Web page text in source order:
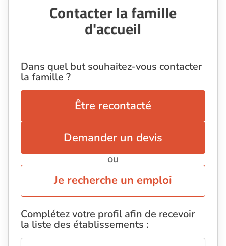
Contacter la famille
d'accueil
Dans quel but souhaitez-vous contacter
la famille ?
Être recontacté
Demander un devis
ou
Je recherche un emploi
Complétez votre profil afin de recevoir
la liste des établissements :